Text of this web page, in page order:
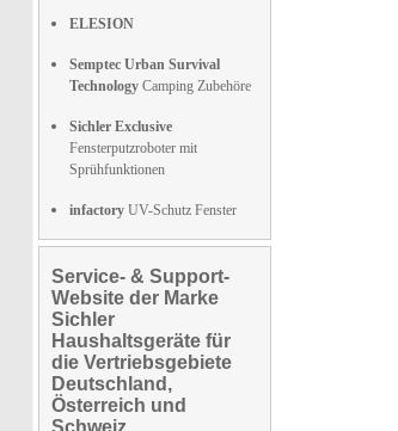
ELESION
Semptec Urban Survival
Technology Camping Zubehöre
Sichler Exclusive
Fensterputzroboter mit
Sprühfunktionen
infactory UV-Schutz Fenster
Service- & Support-
Website der Marke
Sichler
Haushaltsgeräte für
die Vertriebsgebiete
Deutschland,
Österreich und
Schweiz